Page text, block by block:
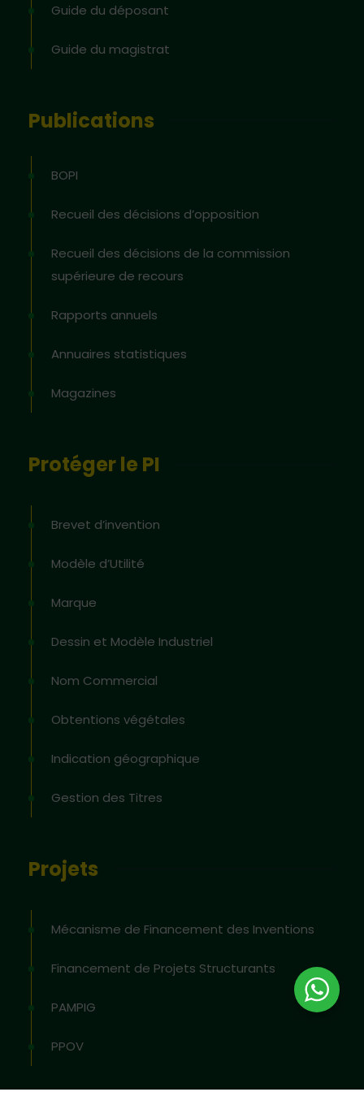
Guide du déposant
Guide du magistrat
Publications
BOPI
Recueil des décisions d’opposition
Recueil des décisions de la commission
supérieure de recours
Rapports annuels
Annuaires statistiques
Magazines
Protéger le PI
Brevet d’invention
Modèle d’Utilité
Marque
Dessin et Modèle Industriel
Nom Commercial
Obtentions végétales
Indication géographique
Gestion des Titres
Projets
Mécanisme de Financement des Inventions
Financement de Projets Structurants
PAMPIG
PPOV